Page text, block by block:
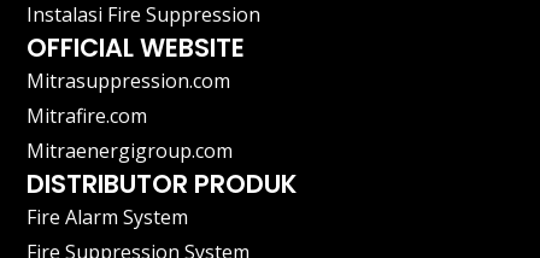
Instalasi Fire Suppression
OFFICIAL WEBSITE
Mitrasuppression.com
Mitrafire.com
Mitraenergigroup.com
DISTRIBUTOR PRODUK
Fire Alarm System
Fire Suppression System